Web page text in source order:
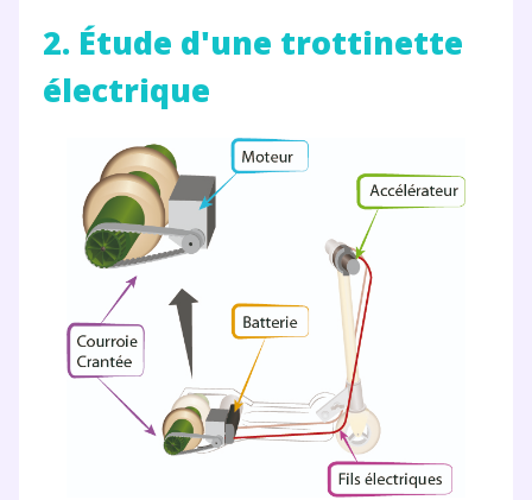
2. Étude d'une trottinette
électrique
Envie de progresser
et de réussir votre
année scolaire ?
Testez gratuitement
pendant 24h notre
plateforme de soutien